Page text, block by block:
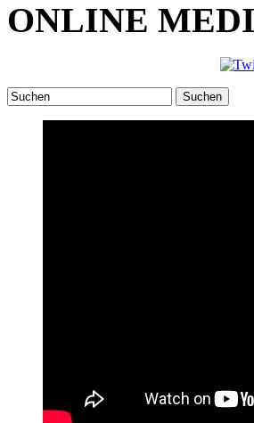
ONLINE
Suchen